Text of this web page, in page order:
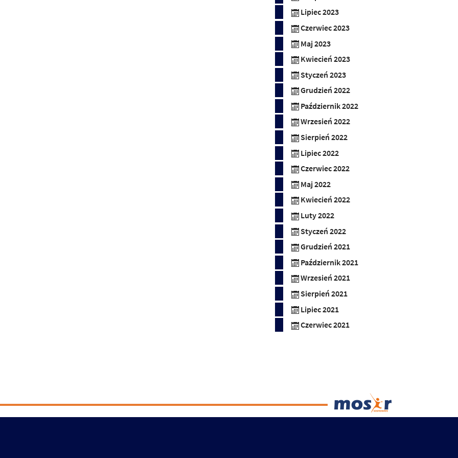
Lipiec 2023
Czerwiec 2023
Maj 2023
Kwiecień 2023
Styczeń 2023
Grudzień 2022
Październik 2022
Wrzesień 2022
Sierpień 2022
Lipiec 2022
Czerwiec 2022
Maj 2022
Kwiecień 2022
Luty 2022
Styczeń 2022
Grudzień 2021
Październik 2021
Wrzesień 2021
Sierpień 2021
Lipiec 2021
Czerwiec 2021